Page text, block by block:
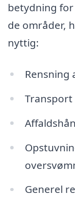
betydning
de områder,
nyttig:
Rensning
Transport
Generel